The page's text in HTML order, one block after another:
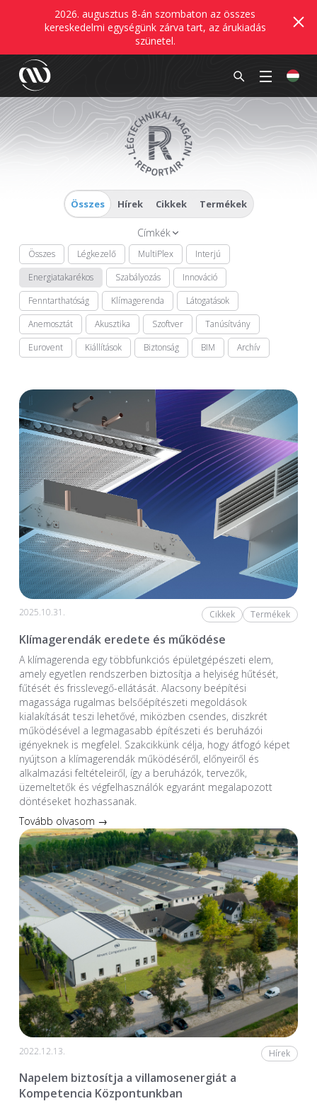
2026. augusztus 8-án szombaton az összes
kereskedelmi egységünk zárva tart, az árukiadás
szünetel.
Összes Hírek Cikkek Termékek
Címkék
Összes Légkezelő MultiPlex
Interjú
Energiatakarékos
Szabályozás
Innováció
Fenntarthatóság
Klímagerenda
Látogatások
Anemosztát
Akusztika Szoftver
Tanúsítvány
Eurovent
Kiállítások Biztonság BIM Archív
2025.10.31. Cikkek Termékek
Klímagerendák eredete és működése
A klímagerenda egy többfunkciós épületgépészeti elem,
amely egyetlen rendszerben biztosítja a helyiség hűtését,
fűtését és frisslevegő-ellátását. Alacsony beépítési
magassága rugalmas belsőépítészeti megoldások
kialakítását teszi lehetővé, miközben csendes, diszkrét
működésével a legmagasabb építészeti és beruházói
igényeknek is megfelel. Szakcikkünk célja, hogy átfogó képet
nyújtson a klímagerendák működéséről, előnyeiről és
alkalmazási feltételeiről, így a beruházók, tervezők,
üzemeltetők és végfelhasználók egyaránt megalapozott
döntéseket hozhassanak.
Tovább olvasom →
2022.12.13. Hírek
Napelem biztosítja a villamosenergiát a
Kompetencia Központunkban